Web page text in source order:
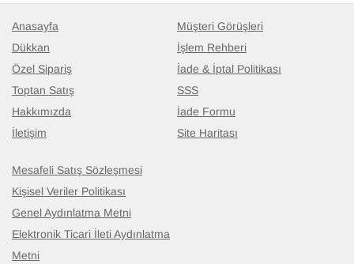
Anasayfa
Dükkan
Özel Sipariş
Toptan Satış
Hakkımızda
İletişim
Müşteri Görüşleri
İşlem Rehberi
İade & İptal Politikası
SSS
İade Formu
Site Haritası
Mesafeli Satış Sözleşmesi
Kişisel Veriler Politikası
Genel Aydınlatma Metni
Elektronik Ticari İleti Aydınlatma
Metni